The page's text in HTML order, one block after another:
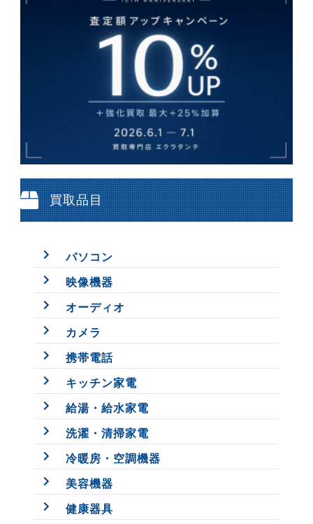
買取品目
パソコン
映像機器
オーディオ
カメラ
携帯電話
キッチン家電
給湯・給水家電
洗濯・清掃家電
冷暖房・空調機器
美容機器
健康器具